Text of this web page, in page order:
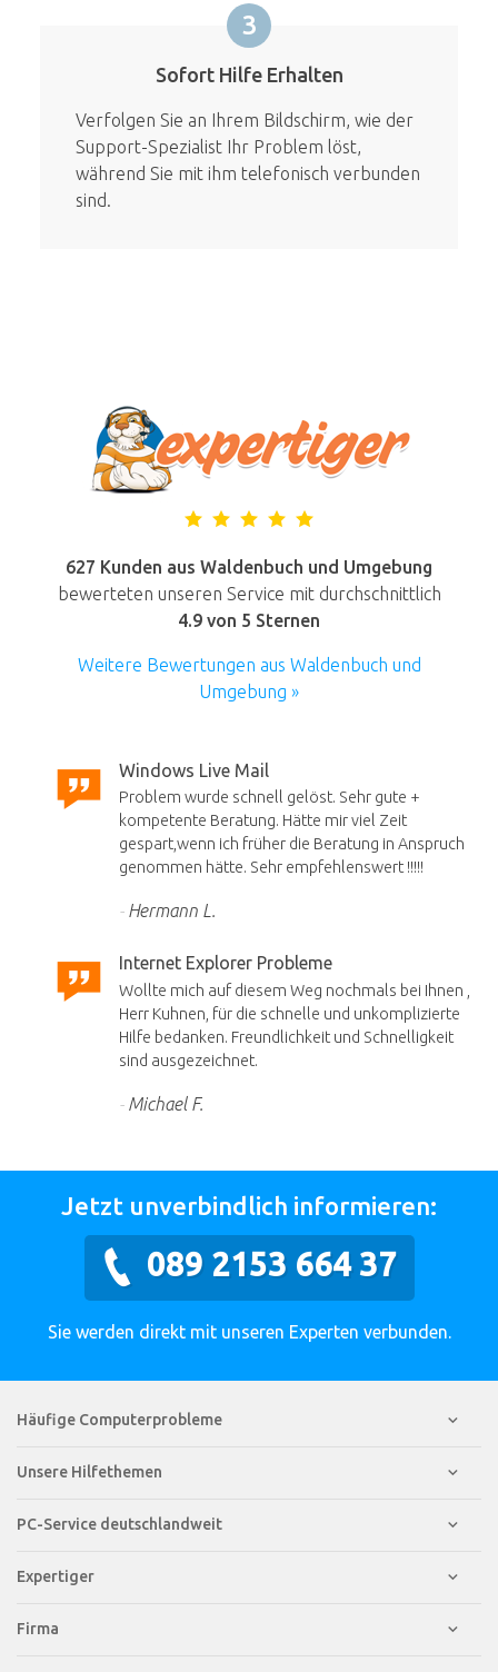
3
Sofort Hilfe Erhalten
Verfolgen Sie an Ihrem Bildschirm, wie der
Support-Spezialist Ihr Problem löst,
während Sie mit ihm telefonisch verbunden
sind.
627 Kunden aus Waldenbuch und Umgebung
bewerteten unseren Service mit durchschnittlich
4.9 von 5 Sternen
Weitere Bewertungen aus Waldenbuch und
Umgebung »
Windows Live Mail
Problem wurde schnell gelöst. Sehr gute +
kompetente Beratung. Hätte mir viel Zeit
gespart,wenn ich früher die Beratung in Anspruch
genommen hätte. Sehr empfehlenswert !!!!!
Hermann L.
Internet Explorer Probleme
Wollte mich auf diesem Weg nochmals bei Ihnen ,
Herr Kuhnen, für die schnelle und unkomplizierte
Hilfe bedanken. Freundlichkeit und Schnelligkeit
sind ausgezeichnet.
Michael F.
Jetzt unverbindlich informieren:
089 2153 664 37
Sie werden direkt mit unseren Experten verbunden.
Häufige Computerprobleme
Unsere Hilfethemen
PC-Service deutschlandweit
Expertiger
Firma